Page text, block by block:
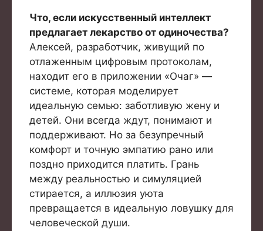
Что, если искусственный интеллект
предлагает лекарство от одиночества?
Алексей, разработчик, живущий по
отлаженным цифровым протоколам,
находит его в приложении «Очаг» —
системе, которая моделирует
идеальную семью: заботливую жену и
детей. Они всегда ждут, понимают и
поддерживают. Но за безупречный
комфорт и точную эмпатию рано или
поздно приходится платить. Грань
между реальностью и симуляцией
стирается, а иллюзия уюта
превращается в идеальную ловушку для
человеческой души.